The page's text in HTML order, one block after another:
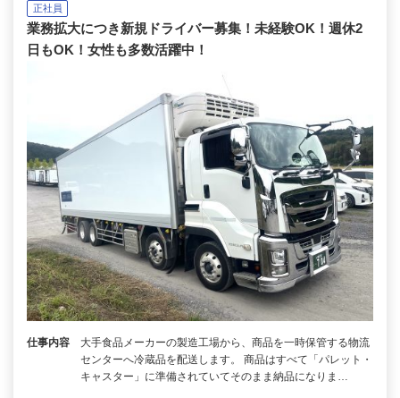
正社員
業務拡大につき新規ドライバー募集！未経験OK！週休2
日もOK！女性も多数活躍中！
仕事内容
大手食品メーカーの製造工場から、商品を一時保管する物流
センターへ冷蔵品を配送します。 商品はすべて「パレット・
キャスター」に準備されていてそのまま納品になりま…